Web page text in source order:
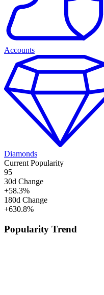
Accounts
Diamonds
Current Popularity
95
30d Change
+58.3%
180d Change
+630.8%
Popularity Trend